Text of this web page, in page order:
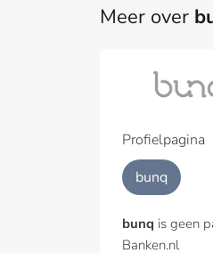
Meer over
Profielpagina
bunq
bunq is geen
Banken.nl
Bunq vraagt opnieuw